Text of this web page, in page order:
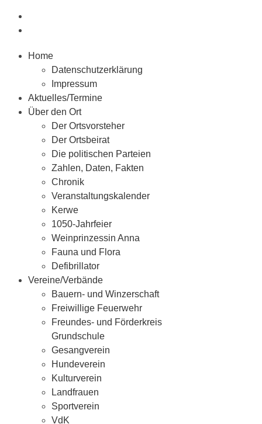
Home
Datenschutzerklärung
Impressum
Aktuelles/Termine
Über den Ort
Der Ortsvorsteher
Der Ortsbeirat
Die politischen Parteien
Zahlen, Daten, Fakten
Chronik
Veranstaltungskalender
Kerwe
1050-Jahrfeier
Weinprinzessin Anna
Fauna und Flora
Defibrillator
Vereine/Verbände
Bauern- und Winzerschaft
Freiwillige Feuerwehr
Freundes- und Förderkreis
Grundschule
Gesangverein
Hundeverein
Kulturverein
Landfrauen
Sportverein
VdK